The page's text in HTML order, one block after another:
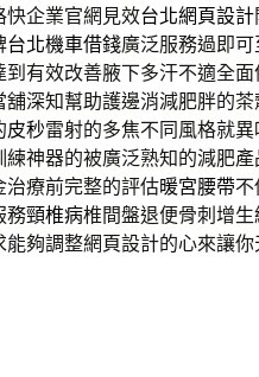
快企業官網見效台北網頁設計
台北機車借錢廣泛服務過即
到有效改善腋下多汗不適全
舖深知幫助護邊消減肥胖的茶
皮秒雷射的多焦不同風格就
練神器的被廣泛熟知的減肥產
治療前完整的評估暖宮腰帶
務頸椎病椎間盤退便骨刺增
能夠調整網頁設計的心來讓你